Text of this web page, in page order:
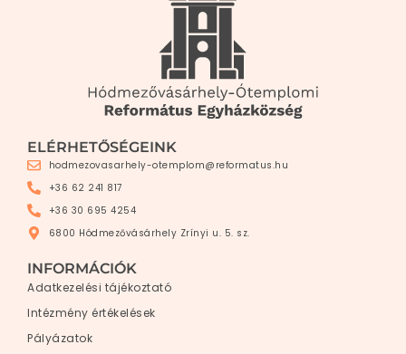
ELÉRHETŐSÉGEINK
hodmezovasarhely-otemplom@reformatus.hu
+36 62 241 817
+36 30 695 4254
6800 Hódmezővásárhely Zrínyi u. 5. sz.
INFORMÁCIÓK
Adatkezelési tájékoztató
Intézmény értékelések
Pályázatok